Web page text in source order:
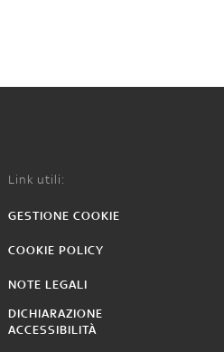
Link utili:
GESTIONE COOKIE
COOKIE POLICY
NOTE LEGALI
DICHIARAZIONE
ACCESSIBILITÀ